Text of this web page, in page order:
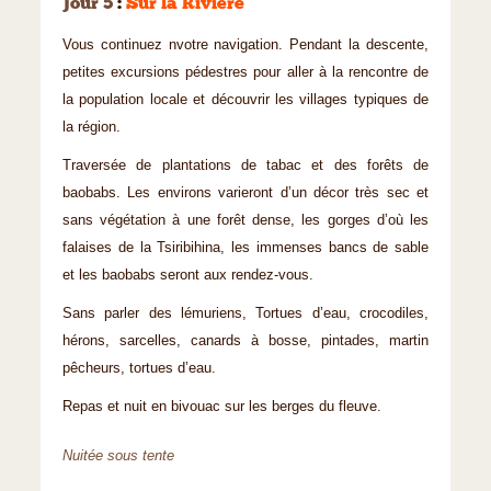
Jour 5 : Sur la Rivière
Vous continuez nvotre navigation. Pendant la descente,
petites excursions pédestres pour aller à la rencontre de
la population locale et découvrir les villages typiques de
la région.
Traversée de plantations de tabac et des forêts de
baobabs. Les environs varieront d’un décor très sec et
sans végétation à une forêt dense, les gorges d’où les
falaises de la Tsiribihina, les immenses bancs de sable
et les baobabs seront aux rendez-vous.
Sans parler des lémuriens, Tortues d’eau, crocodiles,
hérons, sarcelles, canards à bosse, pintades, martin
pêcheurs, tortues d’eau.
Repas et nuit en bivouac sur les berges du fleuve.
Nuitée sous tente